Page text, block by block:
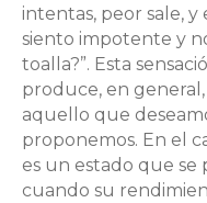
intentas, peor sale, y
siento impotente y
toalla?”. Esta
produce, en
aquello que
proponemos. En el
es un estado que
cuando su